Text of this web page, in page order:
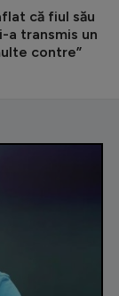
că fiul său
a transmis un
contre”